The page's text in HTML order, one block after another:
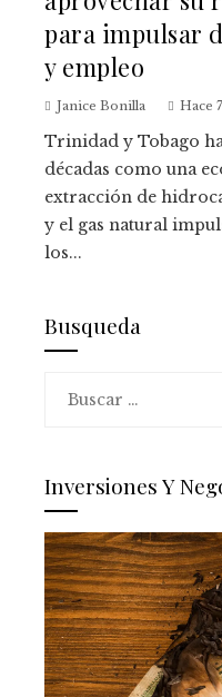
para impulsar
y empleo
Janice Bonilla Hace
Trinidad y Tobago
décadas como una
extracción de
y el gas natural
los...
Busqueda
Inversiones Y